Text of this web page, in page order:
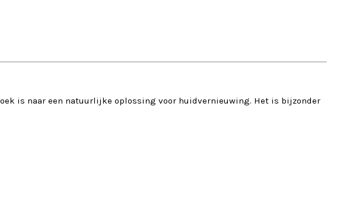
is naar een natuurlijke oplossing voor huidvernieuwing. Het is bijzonder